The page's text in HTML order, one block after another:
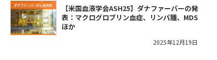
【米国血液学会ASH25】ダナファーバーの発
表：マクログロブリン血症、リンパ腫、MDS
ほか
2025年12月19日